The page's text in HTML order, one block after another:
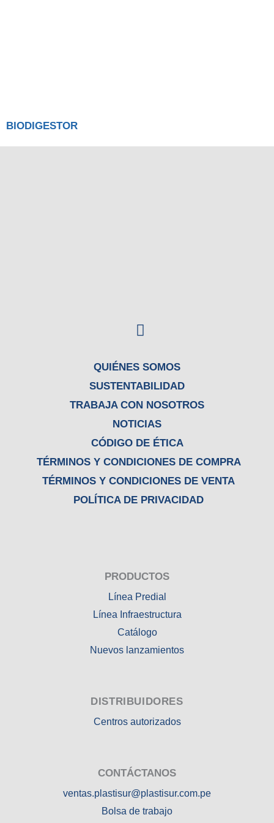
BIODIGESTOR
F
a
e
b
o
o
k
QUIÉNES SOMOS
SUSTENTABILIDAD
TRABAJA CON NOSOTROS
NOTICIAS
CÓDIGO DE ÉTICA
TÉRMINOS Y CONDICIONES DE COMPRA
TÉRMINOS Y CONDICIONES DE VENTA
POLÍTICA DE PRIVACIDAD
PRODUCTOS
Línea Predial
Línea Infraestructura
Catálogo
Nuevos lanzamientos
DISTRIBUIDORES
Centros autorizados
CONTÁCTANOS
ventas.plastisur@plastisur.com.pe
Bolsa de trabajo